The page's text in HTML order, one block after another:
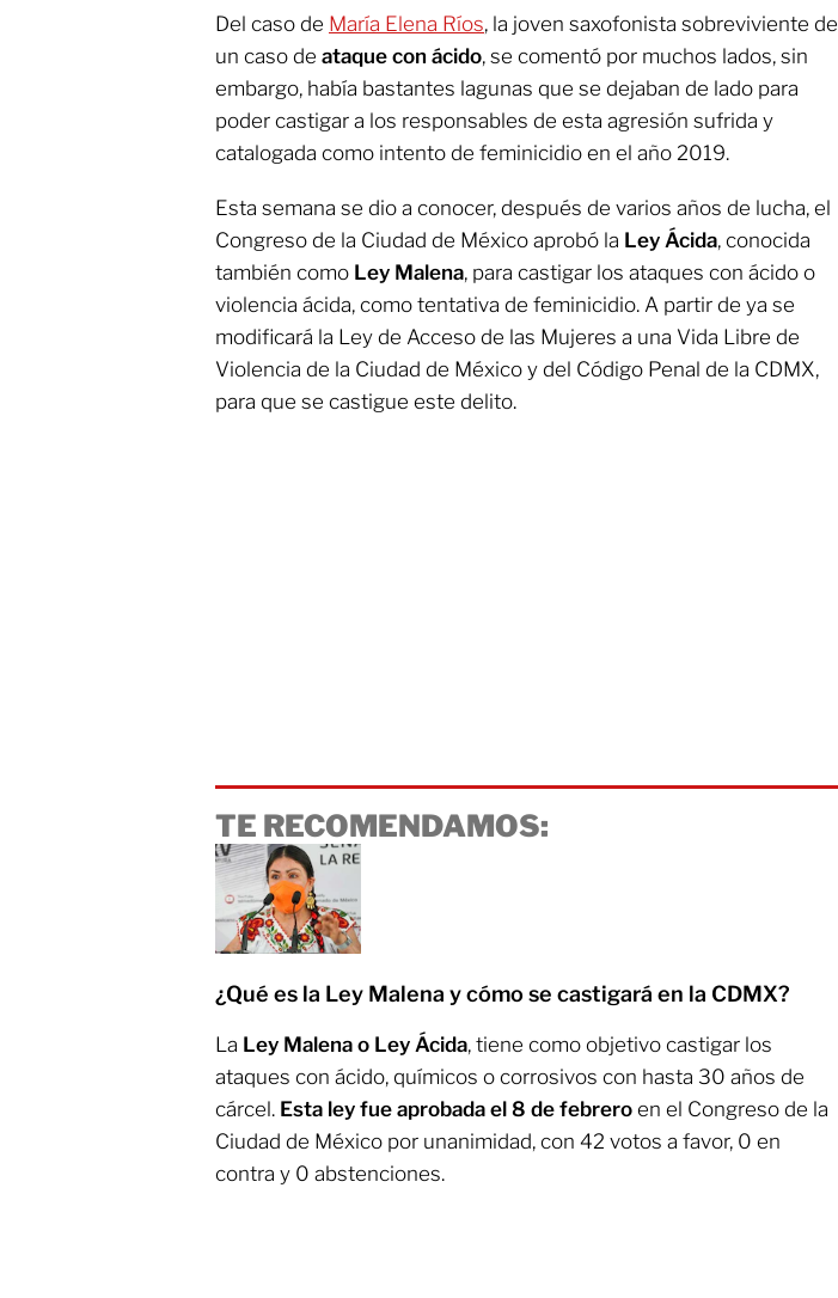
Del caso de María Elena Ríos, la joven saxofonista sobreviviente de
un caso de ataque con ácido, se comentó por muchos lados, sin
embargo, había bastantes lagunas que se dejaban de lado para
poder castigar a los responsables de esta agresión sufrida y
catalogada como intento de feminicidio en el año 2019.
Esta semana se dio a conocer, después de varios años de lucha, el
Congreso de la Ciudad de México aprobó la Ley Ácida, conocida
también como Ley Malena, para castigar los ataques con ácido o
violencia ácida, como tentativa de feminicidio. A partir de ya se
modificará la Ley de Acceso de las Mujeres a una Vida Libre de
Violencia de la Ciudad de México y del Código Penal de la CDMX,
para que se castigue este delito.
TE RECOMENDAMOS:
¿Qué es la Ley Malena y cómo se castigará en la CDMX?
La Ley Malena o Ley Ácida, tiene como objetivo castigar los
ataques con ácido, químicos o corrosivos con hasta 30 años de
cárcel. Esta ley fue aprobada el 8 de febrero en el Congreso de la
Ciudad de México por unanimidad, con 42 votos a favor, 0 en
contra y 0 abstenciones.